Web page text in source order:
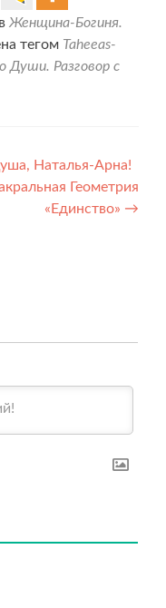
Женщина-Богиня.
тегом Taheeas-
Души. Разговор с
Наталья-Арна!
Геометрия
«Единство» →